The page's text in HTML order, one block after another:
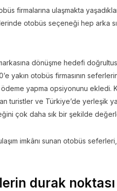
firmalarına ulaşmakta
otobüs seçeneği hep arka
dönüşme hedefi
yakın otobüs firmasının
yapma opsiyonunu ekledi.
turistler ve Türkiye’de yerleşik
çok daha sık bir şekilde
imkânı sunan otobüs
durak